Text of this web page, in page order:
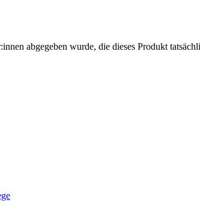
abgegeben wurde, die dieses Produkt